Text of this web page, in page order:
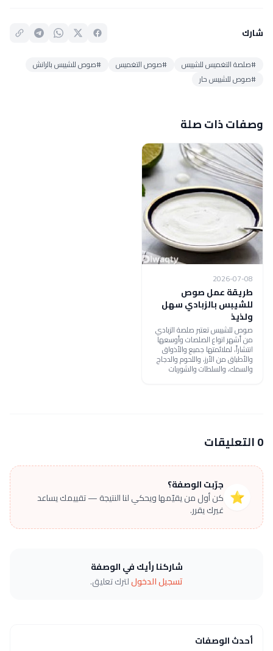
شارك
#صلصة التغميس للشيبس #صوص التغميس
#صوص للشيبس بالرانش
#صوص للشيبس حار
وصفات ذات صلة
2026-07-08
طريقة عمل صوص
للشيبس بالزبادي سهل
ولذيذ
صوص للشيبس تعتبر صلصة الزبادي
من أشهر انواع الصلصات وأوسعها
انتشاراً، لملائمتها جميع والأذواق
والأطباق من الأرز، واللحوم والدجاج
والسمك، والسلطات والشوربات
0 التعليقات
⭐
جرّبت الوصفة؟
كن أول من يقيّمها ويحكي لنا النتيجة — تقييمك يساعد
غيرك يقرر.
شاركنا رأيك في الوصفة
تسجيل الدخوللترك تعليق.
أحدث الوصفات